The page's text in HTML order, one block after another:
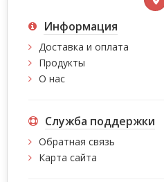
Информация
Доставка и оплата
Продукты
О нас
Служба поддержки
Обратная связь
Карта сайта